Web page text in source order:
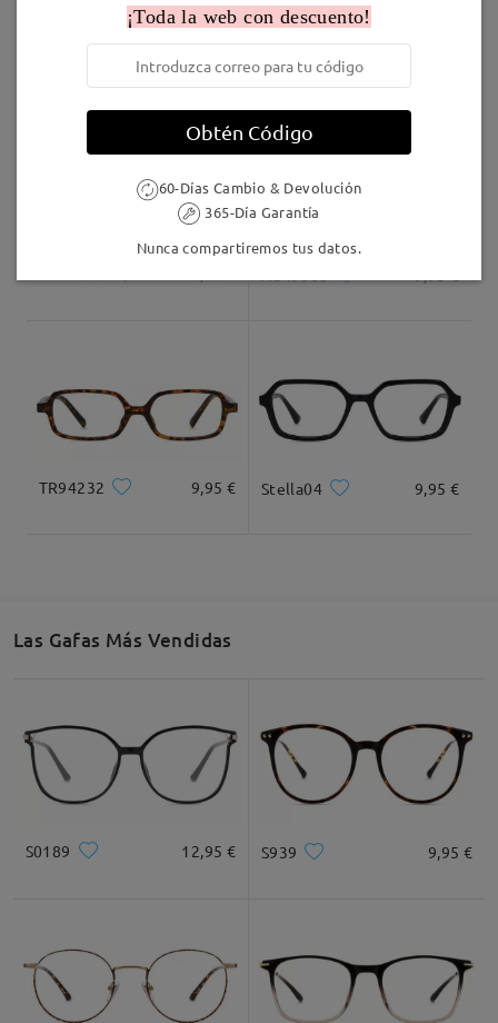
comentarios
Deje su comentario
detalles
Marcos Similares
TR94232 9,95 € Stella04 9,95 €
Las Gafas Más Vendidas
S0189 12,95 € S939 9,95 €
¡Toda la web con descuento!
Obtén Código
60-Días Cambio & Devolución
365-Día Garantía
Nunca compartiremos tus datos.